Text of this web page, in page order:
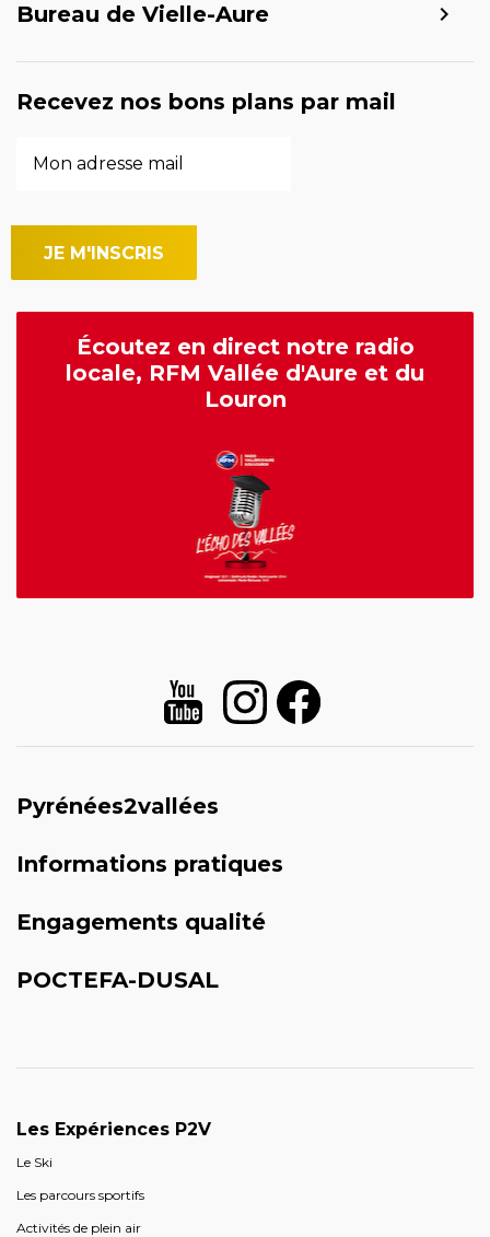
Bureau de Vielle-Aure
Recevez nos bons plans par mail
Écoutez en direct notre radio
locale, RFM Vallée d'Aure et du
Louron
Pyrénées2vallées
Informations pratiques
Engagements qualité
POCTEFA-DUSAL
Les Expériences P2V
Le Ski
Les parcours sportifs
Activités de plein air